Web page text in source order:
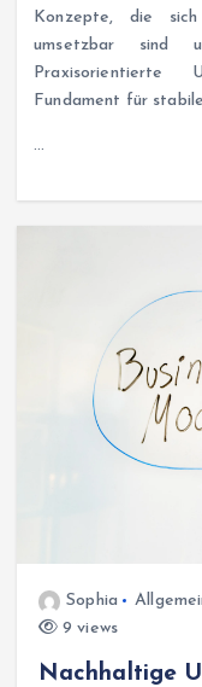
Konzepte, die
umsetzbar sind
Praxisorientierte
Fundament für stabile
…
Sophia
9 views
Nachhaltige